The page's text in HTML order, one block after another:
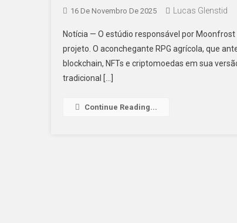
16 De Novembro De 2025 Lucas Glenstid
Notícia — O estúdio responsável por
projeto. O aconchegante RPG agrícola, que
blockchain, NFTs e criptomoedas em sua
tradicional […]
Continue Reading...